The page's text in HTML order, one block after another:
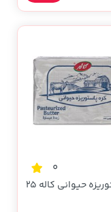
0
کره پاستوریزه حیوانی کاله 25